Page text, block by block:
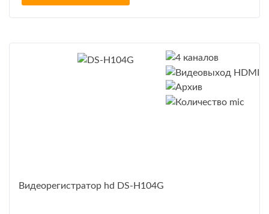
Видеорегистратор hd DS-H104G